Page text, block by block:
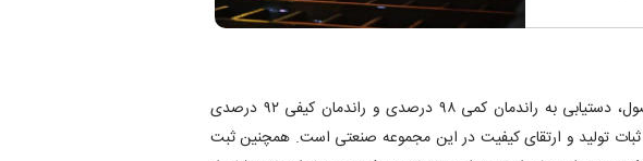
فروش بیش از ۴۷۵ هزار تن محصول، دستیابی به راندمان کمی ۹۸ درصدی و راندمان کیفی ۹۲ درصدی
تولید و ارتقای کیفیت در این مجموعه صنعتی است. همچنین ثبت